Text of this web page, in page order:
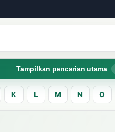
Tampilkan pencarian utama
K L M N O